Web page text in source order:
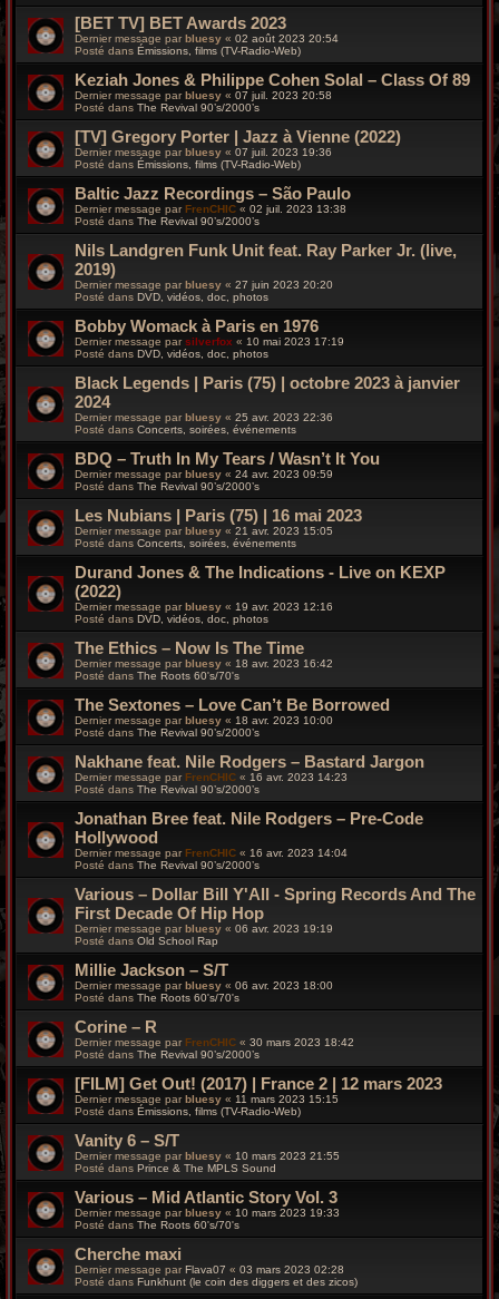
[BET TV] BET Awards 2023
Dernier message par bluesy « 02 août 2023 20:54
Posté dans Émissions, films (TV-Radio-Web)
Keziah Jones & Philippe Cohen Solal – Class Of 89
Dernier message parbluesy « 07 juil. 2023 20:58
Posté dans The Revival 90’s/2000’s
[TV] Gregory Porter | Jazz à Vienne (2022)
Dernier message par bluesy « 07 juil. 2023 19:36
Posté dans Émissions, films (TV-Radio-Web)
Baltic Jazz Recordings – São Paulo
Dernier message parFrenCHIC « 02 juil. 2023 13:38
Posté dans The Revival 90’s/2000’s
Nils Landgren Funk Unit feat. Ray Parker Jr. (live,
2019)
Dernier message par bluesy « 27 juin 2023 20:20
Posté dans DVD, vidéos, doc, photos
Bobby Womack à Paris en 1976
Dernier message parsilverfox « 10 mai 2023 17:19
Posté dans DVD, vidéos, doc, photos
Black Legends | Paris (75) | octobre 2023 à janvier
2024
Dernier message par bluesy « 25 avr. 2023 22:36
Posté dans Concerts, soirées, événements
BDQ – Truth In My Tears / Wasn’t It You
Dernier message parbluesy « 24 avr. 2023 09:59
Posté dans The Revival 90’s/2000’s
Les Nubians | Paris (75) | 16 mai 2023
Dernier message par bluesy « 21 avr. 2023 15:05
Posté dans Concerts, soirées, événements
Durand Jones & The Indications - Live on KEXP
(2022)
Dernier message par bluesy « 19 avr. 2023 12:16
Posté dans DVD, vidéos, doc, photos
The Ethics – Now Is The Time
Dernier message par bluesy « 18 avr. 2023 16:42
Posté dans The Roots 60's/70's
The Sextones – Love Can’t Be Borrowed
Dernier message parbluesy « 18 avr. 2023 10:00
Posté dans The Revival 90’s/2000’s
Nakhane feat. Nile Rodgers – Bastard Jargon
Dernier message par FrenCHIC « 16 avr. 2023 14:23
Posté dans The Revival 90’s/2000’s
Jonathan Bree feat. Nile Rodgers – Pre-Code
Hollywood
Dernier message par FrenCHIC « 16 avr. 2023 14:04
Posté dans The Revival 90’s/2000’s
Various – Dollar Bill Y'All - Spring Records And The
First Decade Of Hip Hop
Dernier message par bluesy « 06 avr. 2023 19:19
Posté dans Old School Rap
Millie Jackson – S/T
Dernier message parbluesy « 06 avr. 2023 18:00
Posté dans The Roots 60's/70's
Corine – R
Dernier message par FrenCHIC « 30 mars 2023 18:42
Posté dans The Revival 90’s/2000’s
[FILM] Get Out! (2017) | France 2 | 12 mars 2023
Dernier message parbluesy « 11 mars 2023 15:15
Posté dans Émissions, films (TV-Radio-Web)
Vanity 6 – S/T
Dernier message par bluesy « 10 mars 2023 21:55
Posté dans Prince & The MPLS Sound
Various – Mid Atlantic Story Vol. 3
Dernier message parbluesy « 10 mars 2023 19:33
Posté dans The Roots 60's/70's
Cherche maxi
Dernier message par Flava07 « 03 mars 2023 02:28
Posté dans Funkhunt (le coin des diggers et des zicos)